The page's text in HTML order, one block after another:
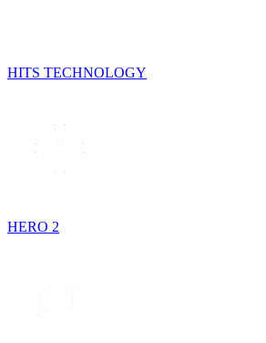
HITS TECHNOLOGY
HERO 2